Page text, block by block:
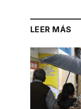
LEER MÁS